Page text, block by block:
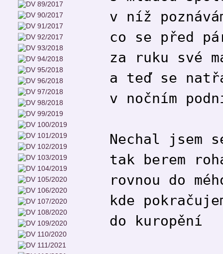
v níž
co se před
za ruku své
a teď se
v nočním
Nechal jsem
tak berem
rovnou do
kde
do kuropění